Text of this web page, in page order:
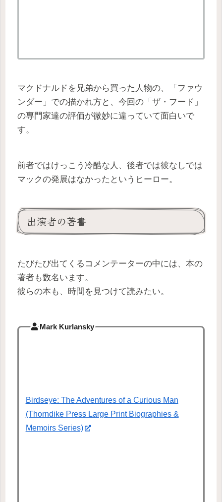
マクドナルドを兄弟から買った人物の、「ファウ
ンダー」での描かれ方と、今回の「ザ・フード」
の専門家達の評価が微妙に違っていて面白いで
す。
前者ではけっこう冷酷な人、後者では彼なしでは
マックの発展はなかったというヒーロー。
出演者の著書
たびたび出てくるコメンテーターの中には、本の
著者も数名います。
彼らの本も、時間を見つけて読みたい。
Mark Kurlansky
Birdseye: The Adventures of a Curious Man
(Thorndike Press Large Print Biographies &
Memoirs Series)